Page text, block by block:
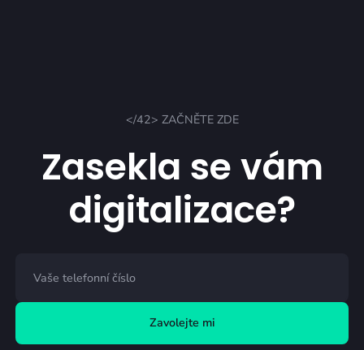
</42> ZAČNĚTE ZDE
Zasekla se vám
digitalizace?